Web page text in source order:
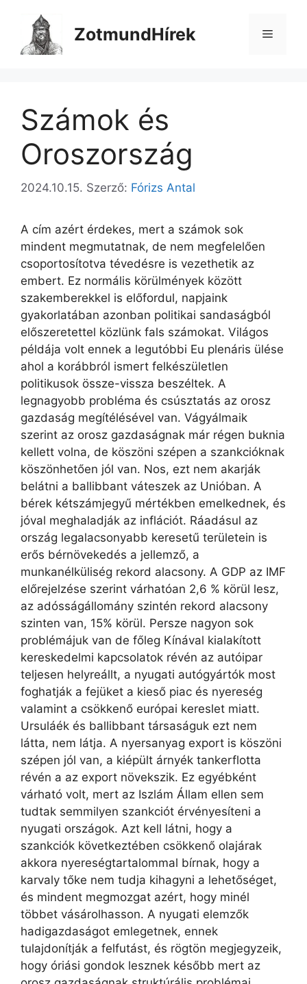
tartalomba
ZotmundHírek Menü
Számok és
Oroszország
2024.10.15. Szerző: Fórizs Antal
A cím azért érdekes, mert a számok sok
mindent megmutatnak, de nem megfelelően
csoportosítotva tévedésre is vezethetik az
embert. Ez normális körülmények között
szakemberekkel is előfordul, napjaink
gyakorlatában azonban politikai sandaságból
előszeretettel közlünk fals számokat. Világos
példája volt ennek a legutóbbi Eu plenáris ülése
ahol a korábbról ismert felkészületlen
politikusok össze-vissza beszéltek. A
legnagyobb probléma és csúsztatás az orosz
gazdaság megítélésével van. Vágyálmaik
szerint az orosz gazdaságnak már régen buknia
kellett volna, de köszöni szépen a szankcióknak
köszönhetően jól van. Nos, ezt nem akarják
belátni a ballibbant váteszek az Unióban. A
bérek kétszámjegyű mértékben emelkednek, és
jóval meghaladják az inflációt. Ráadásul az
ország legalacsonyabb keresetű területein is
erős bérnövekedés a jellemző, a
munkanélküliség rekord alacsony. A GDP az IMF
előrejelzése szerint várhatóan 2,6 % körül lesz,
az adósságállomány szintén rekord alacsony
szinten van, 15% körül. Persze nagyon sok
problémájuk van de főleg Kínával kialakított
kereskedelmi kapcsolatok révén az autóipar
teljesen helyreállt, a nyugati autógyártók most
foghatják a fejüket a kieső piac és nyereség
valamint a csökkenő európai kereslet miatt.
Ursuláék és ballibbant társaságuk ezt nem
látta, nem látja. A nyersanyag export is köszöni
szépen jól van, a kiépült árnyék tankerflotta
révén a az export növekszik. Ez egyébként
várható volt, mert az Iszlám Állam ellen sem
tudtak semmilyen szankciót érvényesíteni a
nyugati országok. Azt kell látni, hogy a
szankciók következtében csökkenő olajárak
akkora nyereségtartalommal bírnak, hogy a
karvaly tőke nem tudja kihagyni a lehetőséget,
és mindent megmozgat azért, hogy minél
többet vásárolhasson. A nyugati elemzők
hadigazdaságot emlegetnek, ennek
tulajdonítják a felfutást, és rögtön megjegyzeik,
hogy óriási gondok lesznek később mert az